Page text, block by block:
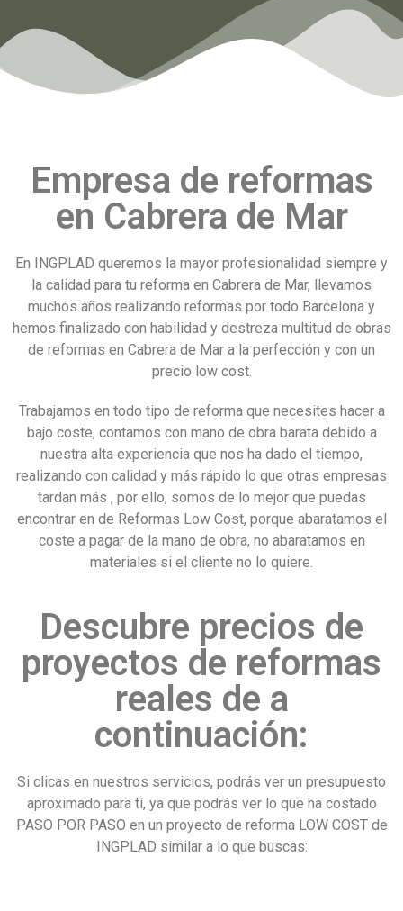
Empresa de reformas
en Cabrera de Mar
En INGPLAD queremos la mayor profesionalidad siempre y
la calidad para tu reforma en Cabrera de Mar, llevamos
muchos años realizando reformas por todo Barcelona y
hemos finalizado con habilidad y destreza multitud de obras
de reformas en Cabrera de Mar a la perfección y con un
precio low cost.
Trabajamos en todo tipo de reforma que necesites hacer a
bajo coste, contamos con mano de obra barata debido a
nuestra alta experiencia que nos ha dado el tiempo,
realizando con calidad y más rápido lo que otras empresas
tardan más , por ello, somos de lo mejor que puedas
encontrar en de Reformas Low Cost, porque abaratamos el
coste a pagar de la mano de obra, no abaratamos en
materiales si el cliente no lo quiere.
Descubre precios de
proyectos de reformas
reales de a
continuación:
Si clicas en nuestros servicios, podrás ver un presupuesto
aproximado para tí, ya que podrás ver lo que ha costado
PASO POR PASO en un proyecto de reforma LOW COST de
INGPLAD similar a lo que buscas: